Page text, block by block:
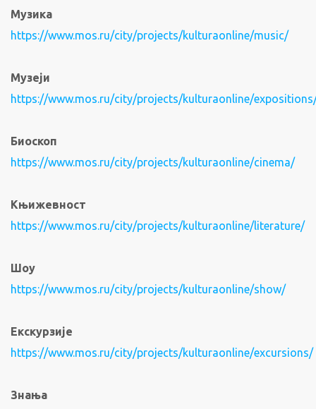
Музика
https://www.mos.ru/city/projects/kulturaonline/music/
Музеји
https://www.mos.ru/city/projects/kulturaonline/
Биоскоп
https://www.mos.ru/city/projects/kulturaonline/cinema/
Књижевност
https://www.mos.ru/city/projects/kulturaonline/literature/
Шоу
https://www.mos.ru/city/projects/kulturaonline/show/
Екскурзије
https://www.mos.ru/city/projects/kulturaonline/excursions/
Знања